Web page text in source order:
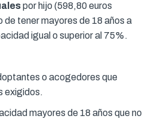
por hijo (598,80 euros
de tener mayores de 18 años a
igual o superior al 75%.
o acogedores que
exigidos.
mayores de 18 años que no